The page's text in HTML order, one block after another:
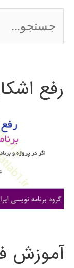
س
ج
ی
رفع
آموزش